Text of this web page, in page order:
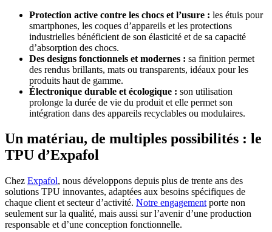
Protection active contre les chocs et l’usure : les étuis pour
smartphones, les coques d’appareils et les protections
industrielles bénéficient de son élasticité et de sa capacité
d’absorption des chocs.
Des designs fonctionnels et modernes : sa finition permet
des rendus brillants, mats ou transparents, idéaux pour les
produits haut de gamme.
Électronique durable et écologique : son utilisation
prolonge la durée de vie du produit et elle permet son
intégration dans des appareils recyclables ou modulaires.
Un matériau, de multiples possibilités : le
TPU d’Expafol
Chez Expafol, nous développons depuis plus de trente ans des
solutions TPU innovantes, adaptées aux besoins spécifiques de
chaque client et secteur d’activité. Notre engagement porte non
seulement sur la qualité, mais aussi sur l’avenir d’une production
responsable et d’une conception fonctionnelle.